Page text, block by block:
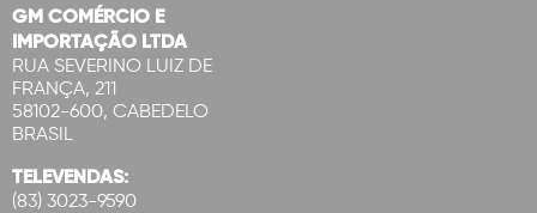
GM COMÉRCIO E
IMPORTAÇÃO LTDA
RUA SEVERINO LUIZ DE
FRANÇA, 211
58102-600, CABEDELO
BRASIL
TELEVENDAS:
(83) 3023-9590